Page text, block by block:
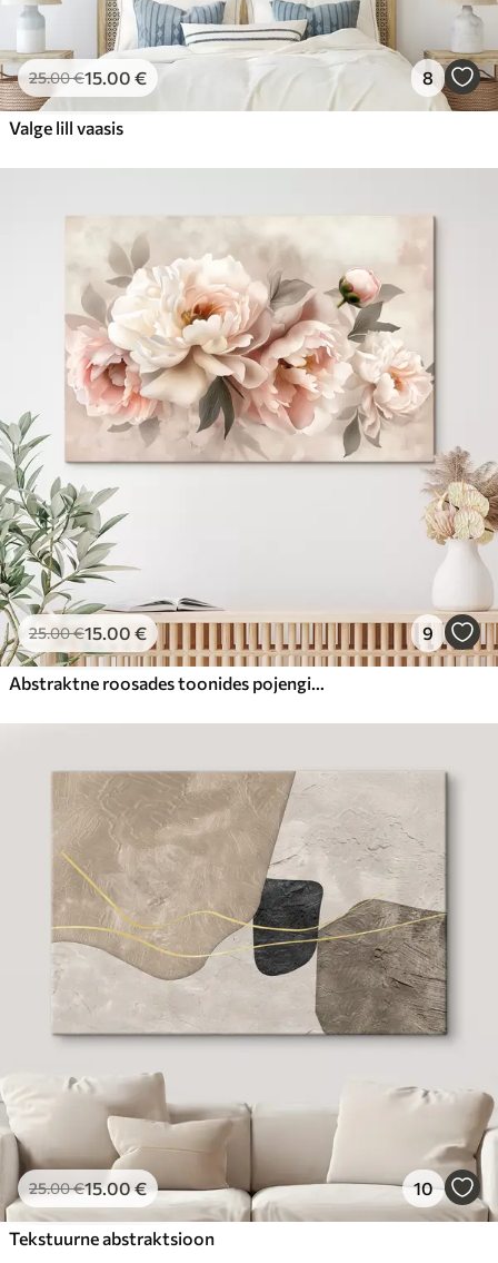
25.00€15.00 € 8
Valge lill vaasis
25.00€15.00 € 9
Abstraktne roosades toonides pojengide kimp
25.00€15.00€ 10
Tekstuurne abstraktsioon